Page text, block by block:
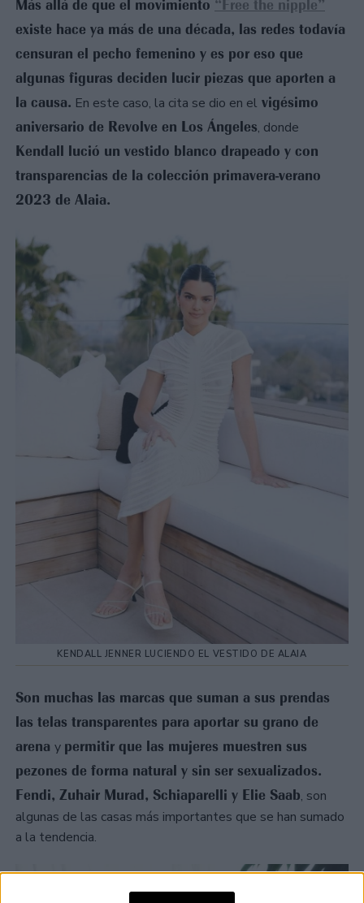
Más allá de que el movimiento “Free the nipple”
existe hace ya más de una década, las redes todavía
censuran el pecho femenino y es por eso que
algunas figuras deciden lucir piezas que aporten a
la causa. En este caso, la cita se dio en el vigésimo
aniversario de Revolve en Los Ángeles, donde
Kendall lució un vestido blanco drapeado y con
transparencias de la colección primavera-verano
2023 de Alaia.
KENDALL JENNER LUCIENDO EL VESTIDO DE ALAIA
Son muchas las marcas que suman a sus prendas
las telas transparentes para aportar su grano de
arena y permitir que las mujeres muestren sus
pezones de forma natural y sin ser sexualizados.
Fendi, Zuhair Murad, Schiaparelli y Elie Saab, son
algunas de las casas más importantes que se han sumado
a la tendencia.